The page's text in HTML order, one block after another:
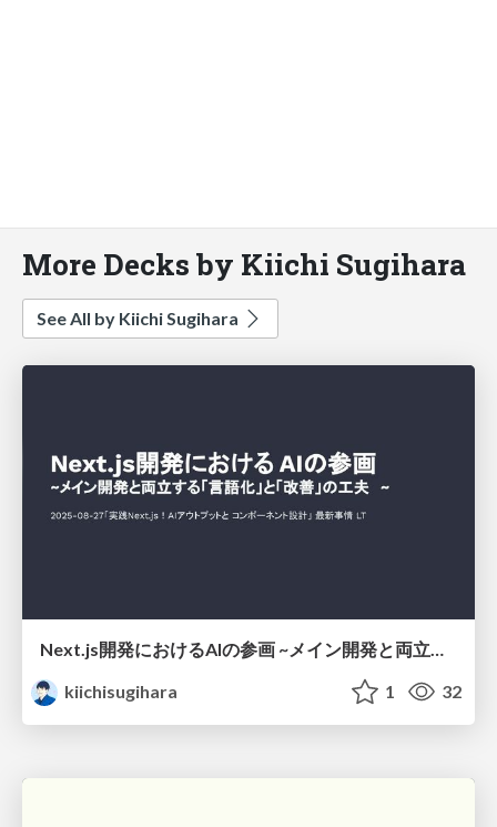
More Decks by Kiichi Sugihara
See All by Kiichi Sugihara
Next.js開発におけるAIの参画 ~メイン開発と両立する「言語化」と「改善」の工夫~
kiichisugihara
1 32